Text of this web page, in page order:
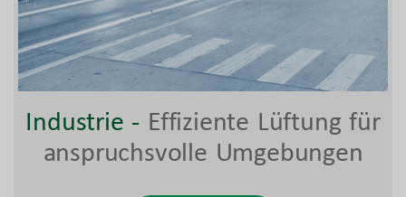
Industrie - Effiziente Lüftung für
anspruchsvolle Umgebungen